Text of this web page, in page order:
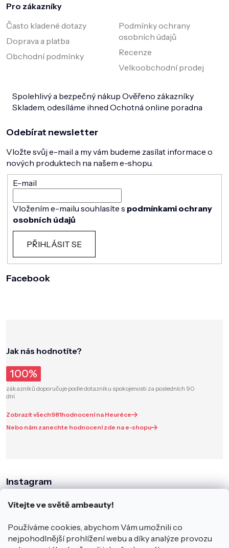
Vítejte ve světě ambeauty!
Používáme cookies, abychom Vám umožnili co
nejpohodlnější prohlížení webu a díky analýze provozu
Pro zákazníky
Často kladené dotazy
Doprava a platba
Obchodní podmínky
Podmínky ochrany
osobních údajů
Recenze
Velkoobchodní prodej
Spolehlivý a bezpečný nákup Ověřeno zákazníky
Skladem, odesíláme ihned Ochotná online poradna
Odebírat newsletter
Vložte svůj e-mail a my vám budeme zasílat informace o
nových produktech na našem e-shopu.
E-mail
Vložením e-mailu souhlasíte s podmínkami ochrany
osobních údajů
PŘIHLÁSIT SE
Facebook
Jak nás hodnotíte?
100%
zákazníků doporučuje podle dotazníku spokojenosti za posledních 90
dní
Zobrazit všech981hodnocení na Heuréce
Nebo nám zanechte hodnocení zde na e-shopu
Instagram